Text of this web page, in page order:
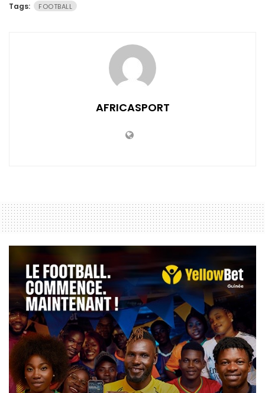
Tags: FOOTBALL
AFRICASPORT